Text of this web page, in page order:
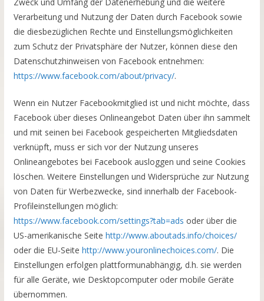
Verarbeitung und Nutzung der Daten durch Facebook sowie
die diesbezüglichen Rechte und Einstellungsmöglichkeiten
zum Schutz der Privatsphäre der Nutzer, können diese den
Datenschutzhinweisen von Facebook entnehmen:
https://www.facebook.com/about/privacy/.
Wenn ein Nutzer Facebookmitglied ist und nicht möchte, dass
Facebook über dieses Onlineangebot Daten über ihn sammelt
und mit seinen bei Facebook gespeicherten Mitgliedsdaten
verknüpft, muss er sich vor der Nutzung unseres
Onlineangebotes bei Facebook ausloggen und seine Cookies
löschen. Weitere Einstellungen und Widersprüche zur Nutzung
von Daten für Werbezwecke, sind innerhalb der Facebook-
Profileinstellungen möglich:
https://www.facebook.com/settings?tab=ads oder über die
US-amerikanische Seite http://www.aboutads.info/choices/
oder die EU-Seite http://www.youronlinechoices.com/. Die
Einstellungen erfolgen plattformunabhängig, d.h. sie werden
für alle Geräte, wie Desktopcomputer oder mobile Geräte
übernommen.